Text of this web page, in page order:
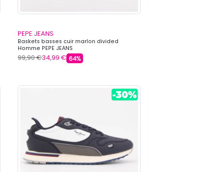
PEPE JEANS
Baskets basses cuir marlon divided
Homme PEPE JEANS
99,90 €34,99 € 64%